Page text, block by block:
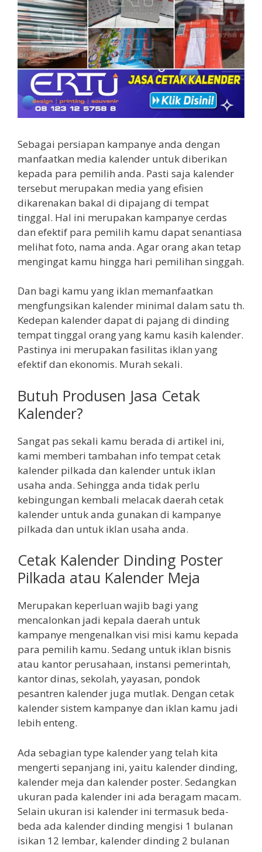
Sebagai persiapan kampanye anda dengan
manfaatkan media kalender untuk diberikan
kepada para pemilih anda. Pasti saja kalender
tersebut merupakan media yang efisien
dikarenakan bakal di dipajang di tempat
tinggal. Hal ini merupakan kampanye cerdas
dan efektif para pemilih kamu dapat senantiasa
melihat foto, nama anda. Agar orang akan tetap
mengingat kamu hingga hari pemilihan singgah.
Dan bagi kamu yang iklan memanfaatkan
mengfungsikan kalender minimal dalam satu th.
Kedepan kalender dapat di pajang di dinding
tempat tinggal orang yang kamu kasih kalender.
Pastinya ini merupakan fasilitas iklan yang
efektif dan ekonomis. Murah sekali.
Butuh Produsen Jasa Cetak
Kalender?
Sangat pas sekali kamu berada di artikel ini,
kami memberi tambahan info tempat cetak
kalender pilkada dan kalender untuk iklan
usaha anda. Sehingga anda tidak perlu
kebingungan kembali melacak daerah cetak
kalender untuk anda gunakan di kampanye
pilkada dan untuk iklan usaha anda.
Cetak Kalender Dinding Poster
Pilkada atau Kalender Meja
Merupakan keperluan wajib bagi yang
mencalonkan jadi kepala daerah untuk
kampanye mengenalkan visi misi kamu kepada
para pemilih kamu. Sedang untuk iklan bisnis
atau kantor perusahaan, instansi pemerintah,
kantor dinas, sekolah, yayasan, pondok
pesantren kalender juga mutlak. Dengan cetak
kalender sistem kampanye dan iklan kamu jadi
lebih enteng.
Ada sebagian type kalender yang telah kita
mengerti sepanjang ini, yaitu kalender dinding,
kalender meja dan kalender poster. Sedangkan
ukuran pada kalender ini ada beragam macam.
Selain ukuran isi kalender ini termasuk beda-
beda ada kalender dinding mengisi 1 bulanan
isikan 12 lembar, kalender dinding 2 bulanan